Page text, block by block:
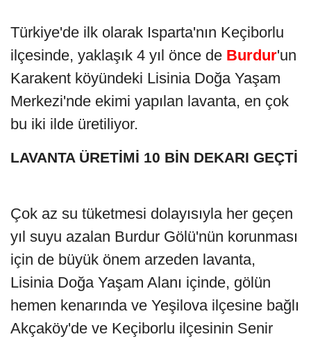
Türkiye'de ilk olarak Isparta'nın Keçiborlu
ilçesinde, yaklaşık 4 yıl önce de Burdur'un
Karakent köyündeki Lisinia Doğa Yaşam
Merkezi'nde ekimi yapılan lavanta, en çok
bu iki ilde üretiliyor.
LAVANTA ÜRETİMİ 10 BİN DEKARI GEÇTİ
Çok az su tüketmesi dolayısıyla her geçen
yıl suyu azalan Burdur Gölü'nün korunması
için de büyük önem arzeden lavanta,
Lisinia Doğa Yaşam Alanı içinde, gölün
hemen kenarında ve Yeşilova ilçesine bağlı
Akçaköy'de ve Keçiborlu ilçesinin Senir